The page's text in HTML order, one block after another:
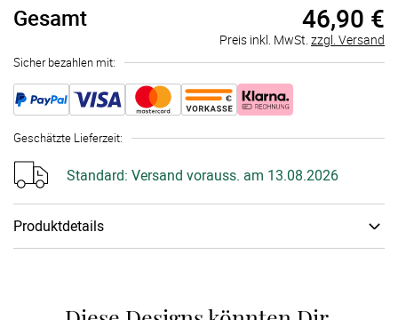
Gesamt 46,90 €
Preis inkl. MwSt. zzgl. Versand
Sicher bezahlen mit:
Geschätzte Lieferzeit:
Standard: Versand vorauss. am 13.08.2026
Produktdetails
Symbol für Eure Liebe. Unsere weißen Traukerzen sind 25 cm